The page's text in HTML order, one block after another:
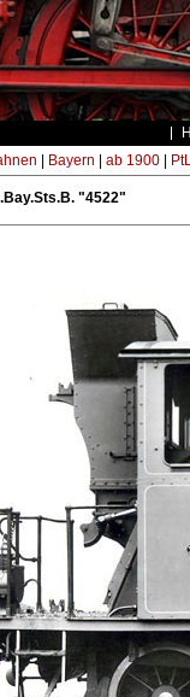
Bayern ab 1900|
"4522"